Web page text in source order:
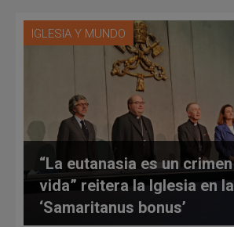
IGLESIA Y MUNDO
“La eutanasia es un
vida” reitera la Iglesia en
‘Samaritanus bonus’